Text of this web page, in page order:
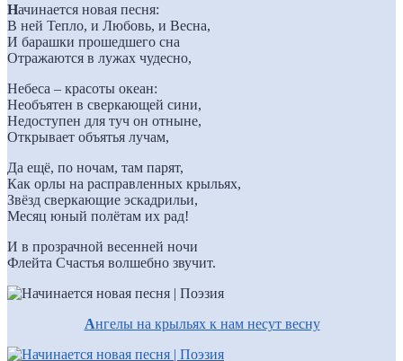
Начинается новая песня:
В ней Тепло, и Любовь, и Весна,
И барашки прошедшего сна
Отражаются в лужах чудесно,
Небеса – красоты океан:
Необъятен в сверкающей сини,
Недоступен для туч он отныне,
Открывает объятья лучам,
Да ещё, по ночам, там парят,
Как орлы на расправленных крыльях,
Звёзд сверкающие эскадрильи,
Месяц юный полётам их рад!
И в прозрачной весенней ночи
Флейта Счастья волшебно звучит.
Ангелы на крыльях к нам несут весну